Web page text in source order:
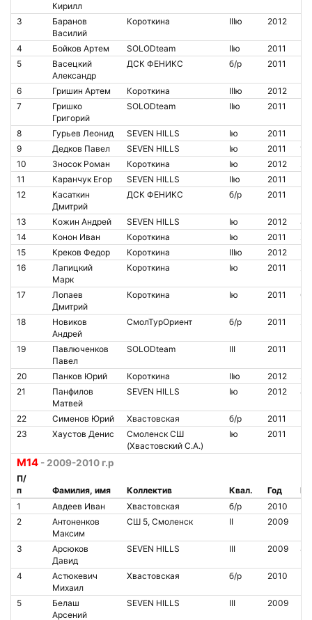
Кирилл
3
Баранов
Василий
Короткина IIIю 2012
4 Бойков Артем SOLODteam IIю
2011
5
Васецкий
Александр
ДСК ФЕНИКС б/р 2011
6 Гришин Артем Короткина IIIю
2012
7
Гришко
Григорий
SOLODteam IIю 2011
8 Гурьев Леонид SEVEN HILLS Iю
2011
9
Дедков Павел SEVEN HILLS Iю 2011
10
Зносок Роман Короткина Iю 2012
11
Каранчук Егор SEVEN HILLS IIю
2011
12
Касаткин
Дмитрий
ДСК ФЕНИКС б/р 2011
13 Кожин Андрей SEVEN HILLS Iю 2012
14
Конон Иван Короткина Iю 2011
15
Креков Федор Короткина IIIю
2012
16
Лапицкий
Марк
Короткина Iю 2011
17
Лопаев
Дмитрий
Короткина Iю 2011
18
Новиков
Андрей
СмолТурОриент б/р 2011
19
Павлюченков
Павел
SOLODteam III 2011
20 Панков Юрий Короткина IIю 2012
21
Панфилов
Матвей
SEVEN HILLS Iю 2012
22 Сименов Юрий Хвастовская б/р
2011
23
Хаустов Денис
Смоленск СШ
(Хвастовский С.А.)
Iю 2011
М14 - 2009-2010 г.р
П/
п
Фамилия, имя Коллектив Квал. Год
№
1
Авдеев Иван Хвастовская б/р
2010
2
Антоненков
Максим
СШ 5, Смоленск II 2009
3
Арсюков
Давид
SEVEN HILLS III 2009
4
Астюкевич
Михаил
Хвастовская б/р 2010
5
Белаш
Арсений
SEVEN HILLS III 2009